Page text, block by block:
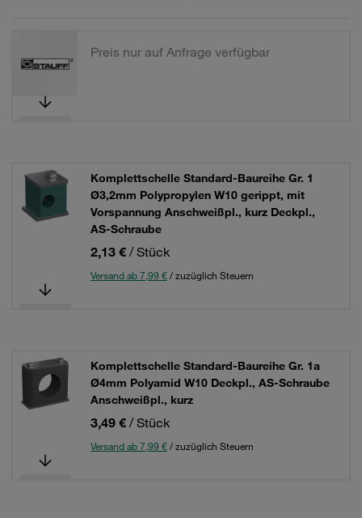
Preis nur auf Anfrage verfügbar
Komplettschelle Standard-Baureihe Gr. 1
Ø3,2mm Polypropylen W10 gerippt, mit
Vorspannung Anschweißpl., kurz Deckpl.,
AS-Schraube
2,13 € / Stück
Versand ab 7,99 €/ zuzüglich Steuern
Komplettschelle Standard-Baureihe Gr. 1a
Ø4mm Polyamid W10 Deckpl., AS-Schraube
Anschweißpl., kurz
3,49 € / Stück
Versand ab 7,99 €/ zuzüglich Steuern